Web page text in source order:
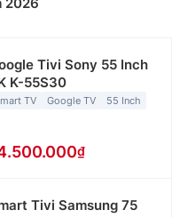
2026
Tivi Sony 55 Inch
K-55S30
TV Google TV 55 Inch
Tivi Samsung 75